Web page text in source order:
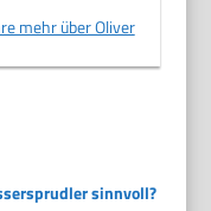
mehr über Oliver
sinnvoll?